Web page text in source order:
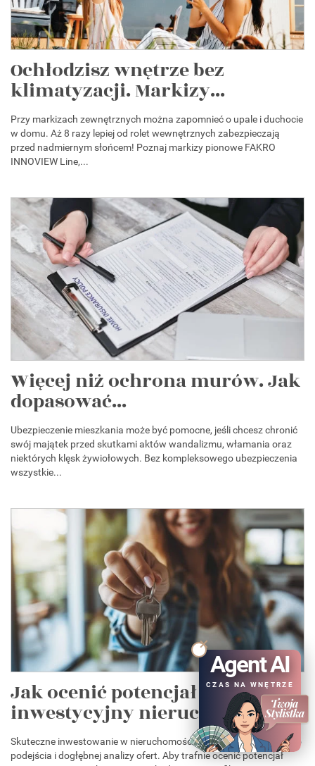
Ochłodzisz wnętrze bez
klimatyzacji. Markizy...
Przy markizach zewnętrznych można zapomnieć o upale i duchocie
w domu. Aż 8 razy lepiej od rolet wewnętrznych zabezpieczają
przed nadmiernym słońcem! Poznaj markizy pionowe FAKRO
INNOVIEW Line,...
Więcej niż ochrona murów. Jak
dopasować...
Ubezpieczenie mieszkania może być pomocne, jeśli chcesz chronić
swój majątek przed skutkami aktów wandalizmu, włamania oraz
niektórych klęsk żywiołowych. Bez kompleksowego ubezpieczenia
wszystkie...
Jak ocenić potencjał
inwestycyjny nieruchomości...
Skuteczne inwestowanie w nieruchomości wymaga strategicznego
podejścia i dogłębnej analizy ofert. Aby trafnie ocenić potencjał
Agent AI
CZAS NA WNĘTRZE